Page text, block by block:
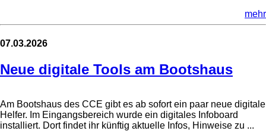
mehr
07.03.2026
Neue digitale Tools am Bootshaus
Am Bootshaus des CCE gibt es ab sofort ein paar neue digitale
Helfer. Im Eingangsbereich wurde ein digitales Infoboard
installiert. Dort findet ihr künftig aktuelle Infos, Hinweise zu ...